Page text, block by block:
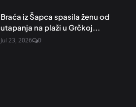
Braća iz Šapca spasila ženu od
utapanja na plaži u Grčkoj...
Jul 23, 2026 0